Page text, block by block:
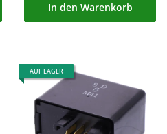
In den Warenkorb
AUF LAGER